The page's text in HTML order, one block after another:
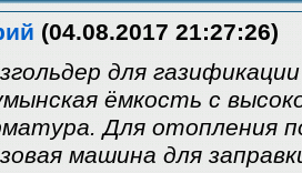
(04.08.2017 21:27:26)
для
ёмкость с
Для отопления
машина для